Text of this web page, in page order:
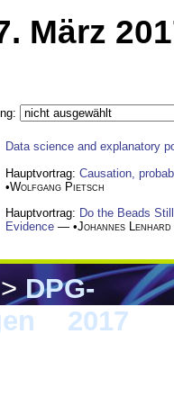
März
Data science and explanatory
Hauptvortrag: Causation,
•Wolfgang Pietsch
Hauptvortrag: Do the Beads
Evidence — •Johannes Lenhard
DPG-
2017